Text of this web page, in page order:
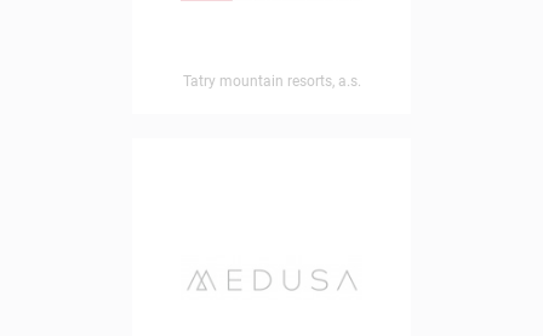
Tatry mountain resorts, a.s.